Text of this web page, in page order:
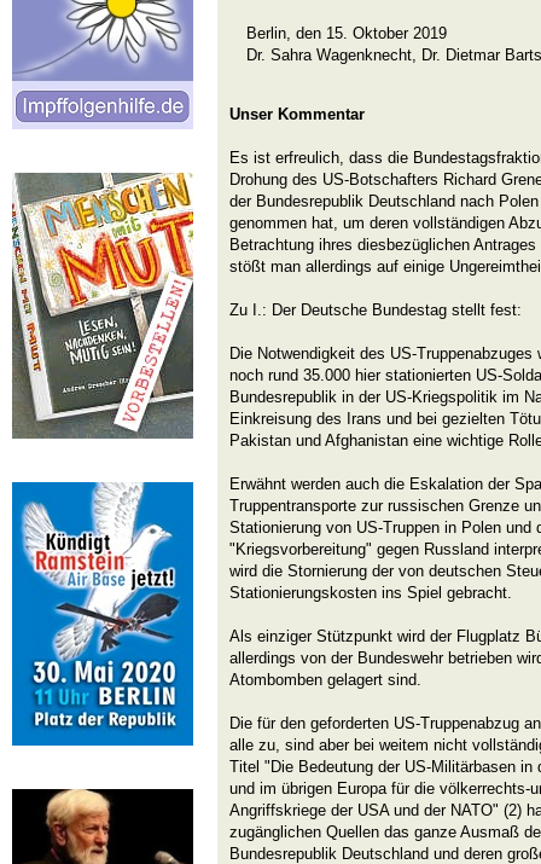
Berlin, den 15. Oktober 2019
Dr. Sahra Wagenknecht, Dr. Dietmar
Unser Kommentar
Es ist erfreulich, dass die
Drohung des US-Botschafters Richard
der Bundesrepublik Deutschland nach
genommen hat, um deren vollständigen
Betrachtung ihres diesbezüglichen
stößt man allerdings auf einige
Zu I.: Der Deutsche Bundestag stellt fest:
Die Notwendigkeit des US-
noch rund 35.000 hier stationierten US-
Bundesrepublik in der US-Kriegspolitik im
Einkreisung des Irans und bei gezielten
Pakistan und Afghanistan eine wichtige
Erwähnt werden auch die Eskalation der
Truppentransporte zur russischen Grenze
Stationierung von US-Truppen in Polen
"Kriegsvorbereitung" gegen Russland
wird die Stornierung der von deutschen
Stationierungskosten ins Spiel gebracht.
Als einziger Stützpunkt wird der Flugplatz
allerdings von der Bundeswehr betrieben
Atombomben gelagert sind.
Die für den geforderten US-Truppenabzug
alle zu, sind aber bei weitem nicht
Titel "Die Bedeutung der US-Militärbasen in
und im übrigen Europa für die völkerrechts-
Angriffskriege der USA und der NATO" (2)
zugänglichen Quellen das ganze Ausmaß
Bundesrepublik Deutschland und deren